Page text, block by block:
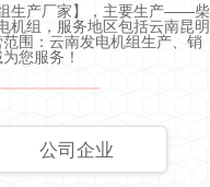
生产厂家】，主要生产——柴
机组，服务地区包括云南昆明
围：云南发电机组生产、销
您服务！
公司企业